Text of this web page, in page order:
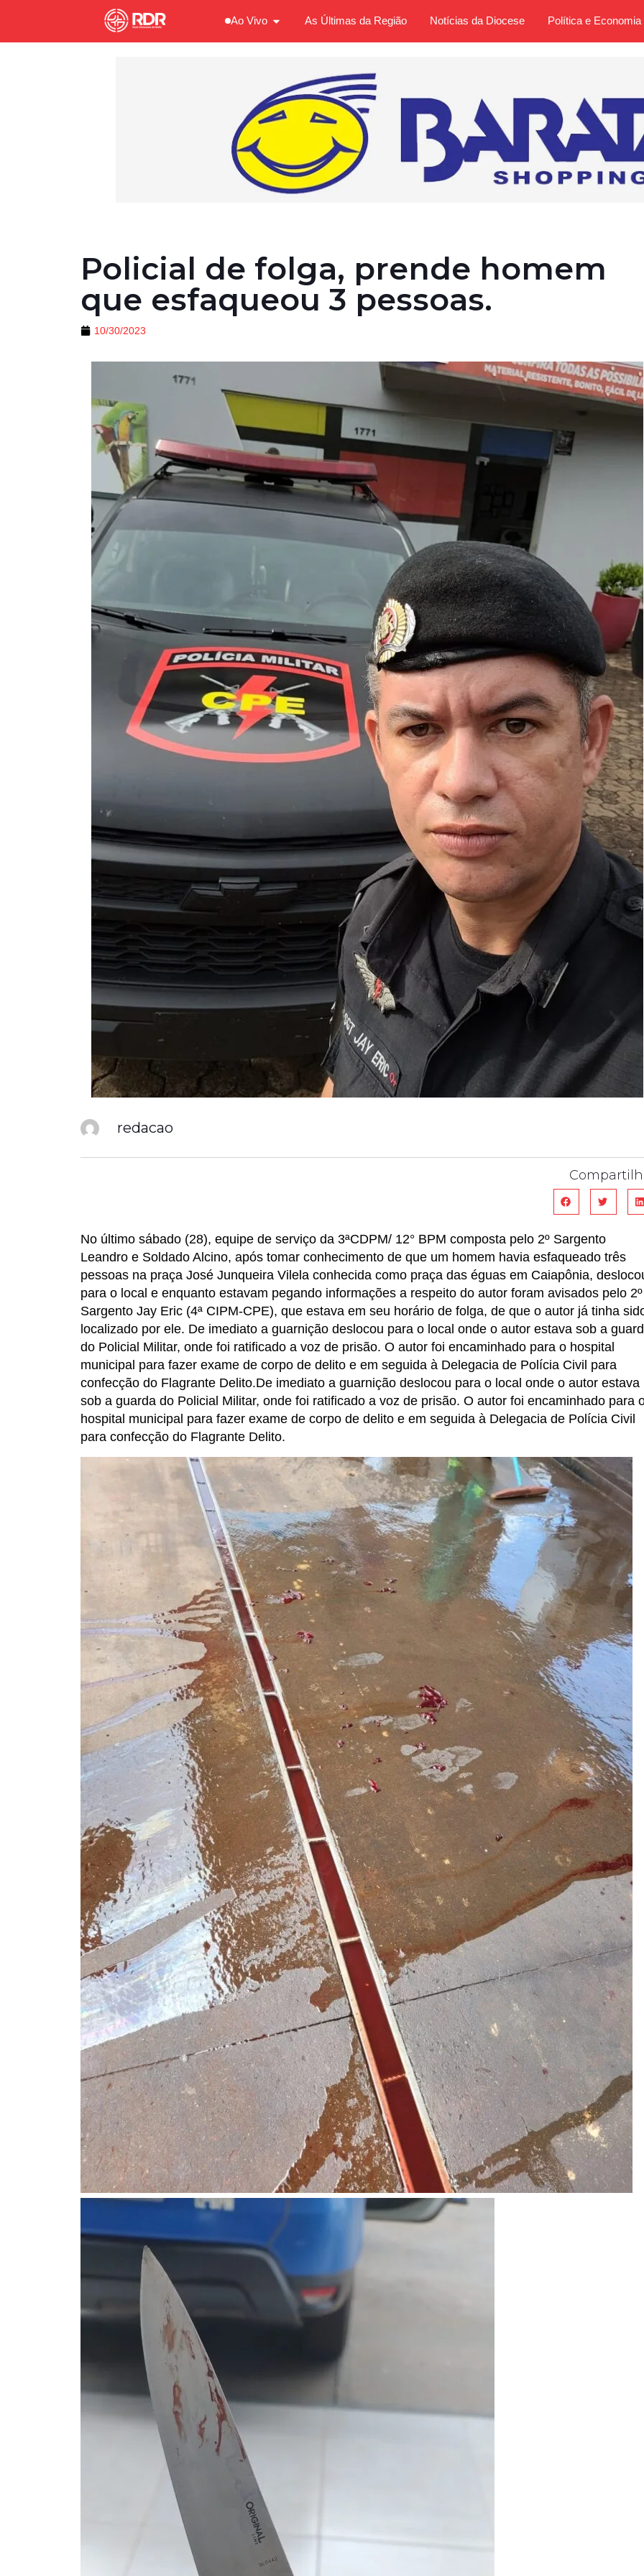
Ao Vivo As Últimas da Região Notícias da Diocese Política e Economia
Policial de folga, prende homem
que esfaqueou 3 pessoas.
10/30/2023
redacao
No último sábado (28), equipe de serviço da 3ªCDPM/ 12° BPM composta pelo 2º Sargento
Leandro e Soldado Alcino, após tomar conhecimento de que um homem havia esfaqueado três
pessoas na praça José Junqueira Vilela conhecida como praça das éguas em Caiapônia,
para o local e enquanto estavam pegando informações a respeito do autor foram avisados pelo 2º
Sargento Jay Eric (4ª CIPM-CPE), que estava em seu horário de folga, de que o autor já tinha
localizado por ele. De imediato a guarnição deslocou para o local onde o autor estava sob a
do Policial Militar, onde foi ratificado a voz de prisão. O autor foi encaminhado para o hospital
municipal para fazer exame de corpo de delito e em seguida à Delegacia de Polícia Civil para
confecção do Flagrante Delito.De imediato a guarnição deslocou para o local onde o autor estava
sob a guarda do Policial Militar, onde foi ratificado a voz de prisão. O autor foi encaminhado para
hospital municipal para fazer exame de corpo de delito e em seguida à Delegacia de Polícia Civil
para confecção do Flagrante Delito.